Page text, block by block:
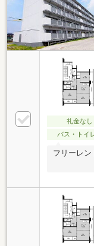
礼金なし
バス・トイ
フリーレン